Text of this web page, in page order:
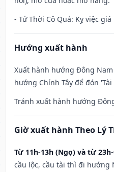
- Tứ Thời Cô Quả: Kỵ việc
Hướng xuất hành
Xuất hành hướng Đông
hướng Chính Tây để đón 'Tài
Tránh xuất hành hướng
Giờ xuất hành Theo Lý
Từ 11h-13h (Ngọ) và từ
cầu lộc, cầu tài thì đi hướng